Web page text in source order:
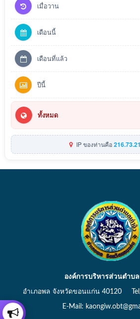
เมื่อวาน
เดือนนี้
เดือนที่แล้ว
ปีนี้
ทั้งหมด
IP ของท่านคือ
องค์การบริหารส่วนตำบล
อำเภอพล จังหวัดขอนแก่น 40120 Tel/
E-Mail: